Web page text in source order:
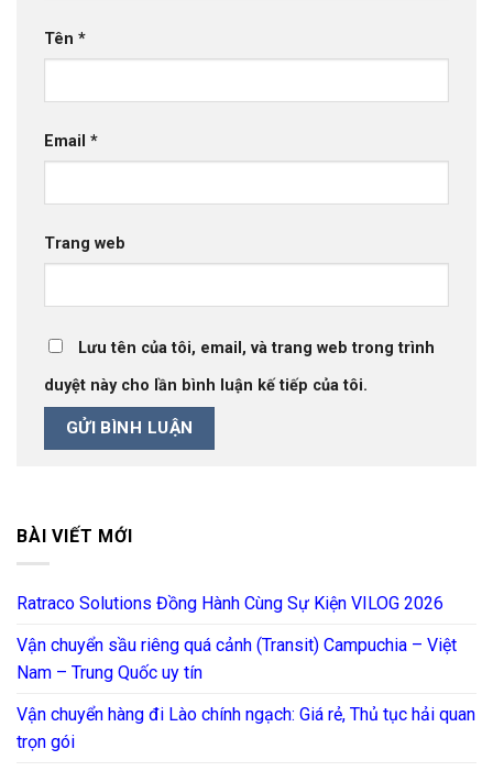
Tên *
Email *
Trang web
Lưu tên của tôi, email, và trang web trong trình
duyệt này cho lần bình luận kế tiếp của tôi.
BÀI VIẾT MỚI
Ratraco Solutions Đồng Hành Cùng Sự Kiện VILOG 2026
Vận chuyển sầu riêng quá cảnh (Transit) Campuchia – Việt
Nam – Trung Quốc uy tín
Vận chuyển hàng đi Lào chính ngạch: Giá rẻ, Thủ tục hải quan
trọn gói